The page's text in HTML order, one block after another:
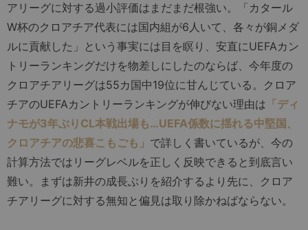
アリーグに対する過小評価はまだまだ根強い。「カタール
W杯のクロアチア代表には国内組が6人いて、各々が銅メダ
ルに貢献した」という事実には目を瞑り、安直にUEFAカン
トリーランキングだけを物差しにしたのならば、今年度の
クロアチアリーグは55カ国中19位に甘んじている。クロア
チアのUEFAカントリーランキングが伸びない理由は 「ディ
ナモが3年ぶりCL本戦出場も…UEFA係数に揺れる中堅国、
クロアチアの悲喜こもごも」 で詳しく書いているが、今の
計算方法ではリーグレベルを正しく反映できると到底言い
難い。まずは新井の成長ぶりを紹介するより先に、クロア
チアリーグに対する無知と偏見は取り除かねばならない。